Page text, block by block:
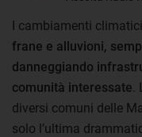
I cambiamenti
frane e alluvioni,
danneggiando
comunità interessate
diversi comuni delle
solo l’ultima